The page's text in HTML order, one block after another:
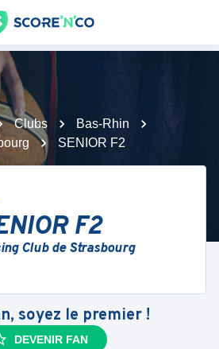
Clubs
Bas-Rhin
SENIOR F2
F2
Club de Strasbourg
soyez le premier !
DEVENIR FAN